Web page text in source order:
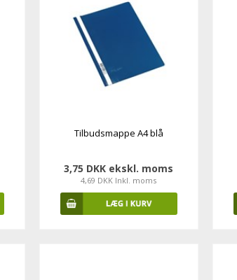
Tilbudsmappe A4 blå
3,75 DKK ekskl. moms
4,69 DKK Inkl. moms